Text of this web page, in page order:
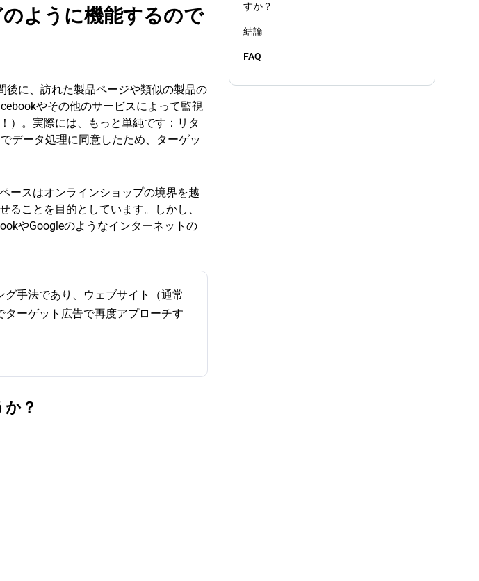
すか？
結論
FAQ
ように機能するので
後に、訪れた製品ページや類似の製品の
やその他のサービスによって監視
）。実際には、もっと単純です：リタ
データ処理に同意したため、ターゲッ
ースはオンラインショップの境界を越
ることを目的としています。しかし、
やGoogleのようなインターネットの
手法であり、ウェブサイト（通常
ーゲット広告で再度アプローチす
？